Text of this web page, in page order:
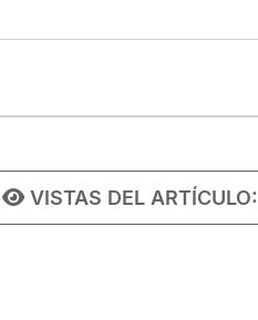
VISTAS DEL ARTÍCULO: